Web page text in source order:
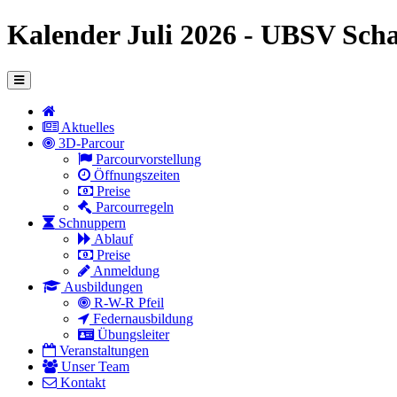
Kalender Juli 2026 - UBSV
Aktuelles
3D-Parcour
Parcourvorstellung
Öffnungszeiten
Preise
Parcourregeln
Schnuppern
Ablauf
Preise
Anmeldung
Ausbildungen
R-W-R Pfeil
Federnausbildung
Übungsleiter
Veranstaltungen
Unser Team
Kontakt